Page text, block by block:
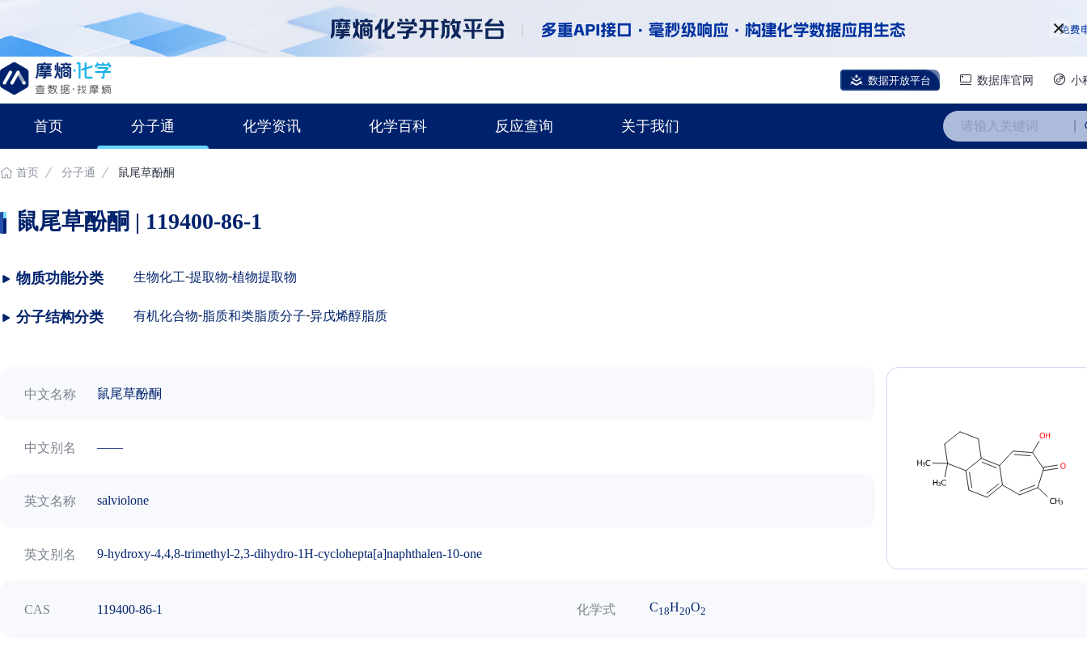
数据开放平台 数据库官网 小
首页 分子通 化学资讯 化学百科 反应查询 关于我们 请输入关键词
首页 分子通 鼠尾草酚酮
鼠尾草酚酮 | 119400-86-1
物质功能分类 生物化工-提取物-植物提取物
分子结构分类 有机化合物-脂质和类脂质分子-异戊烯醇脂质
中文名称 鼠尾草酚酮
中文别名 ——
英文名称 salviolone
英文别名 9-hydroxy-4,4,8-trimethyl-2,3-dihydro-1H-cyclohepta[a]naphthalen-10-one
CAS 119400-86-1 化学式 C18H20O2